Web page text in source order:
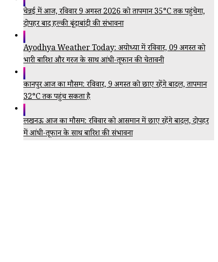
चेन्नई में आज, रविवार 9 अगस्त 2026 को तापमान 35°C तक पहुंचेगा,
दोपहर बाद हल्की बूंदाबांदी की संभावना
Ayodhya Weather Today: अयोध्या में रविवार, 09 अगस्त को
भारी बारिश और गरज के साथ आंधी-तूफान की चेतावनी
कानपुर आज का मौसम: रविवार, 9 अगस्त को छाए रहेंगे बादल, तापमान
32°C तक पहुंच सकता है
लखनऊ आज का मौसम: रविवार को आसमान में छाए रहेंगे बादल, दोपहर
में आंधी-तूफान के साथ बारिश की संभावना